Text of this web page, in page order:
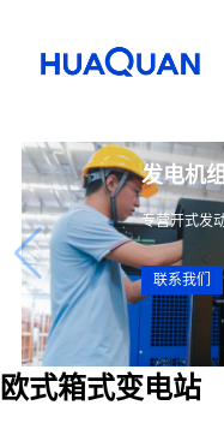
多领域、全系列电
专营发电设备、储能设备、
联系我们
欧式箱式变电站